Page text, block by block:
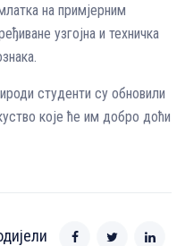
на примјерним
узгојна и техничка
студенти су обновили
које ће им добро доћи